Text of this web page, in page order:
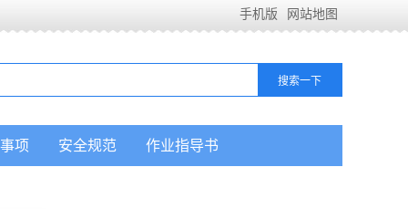
手机版 网站地图
项 安全规范 作业指导书